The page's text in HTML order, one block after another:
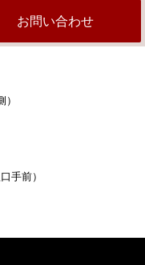
お問い合わせ
手前）